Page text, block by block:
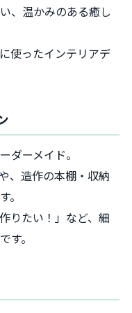
、温かみのある癒し
使ったインテリアデ
ダーメイド。
、造作の本棚・収納
。
りたい！」など、細
す。